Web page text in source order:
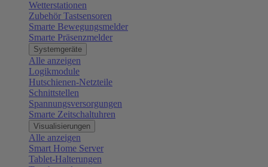
Wetterstationen
Zubehör Tastsensoren
Smarte Bewegungsmelder
Smarte Präsenzmelder
Systemgeräte
Alle anzeigen
Logikmodule
Hutschienen-Netzteile
Schnittstellen
Spannungsversorgungen
Smarte Zeitschaltuhren
Visualisierungen
Alle anzeigen
Smart Home Server
Tablet-Halterungen